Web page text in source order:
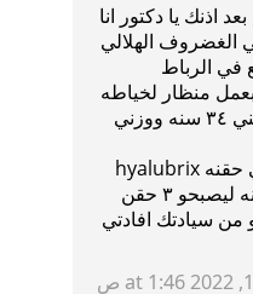
اذنك يا دكتور انا
الهلالي
في الرباط
منظار لخياطه
الغضروف مع العلم بان سني ٣٤ سنه ووزني
فذهبت لدكتور اخر اعطاني حقنه hyalubrix
30mg واشار إلي ب ٢ حقنه ليصبحو ٣ حقن
من سيادتك افادتي